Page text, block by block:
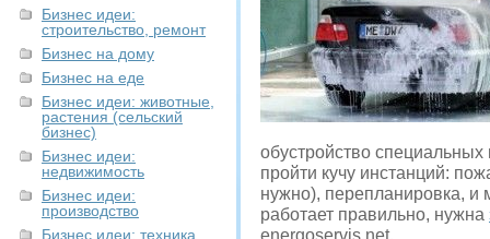
Бизнес идеи:
строительство, ремонт
Бизнес на дому
Бизнес на еде
Бизнес идеи: животные,
растения (сельский
бизнес)
Бизнес идеи:
недвижимость
Бизнес идеи:
производство
Бизнес идеи: техника
обустройство
пройти кучу инстанций:
нужно), перепланировка, и
работает правильно, нужна
energoservis.net.